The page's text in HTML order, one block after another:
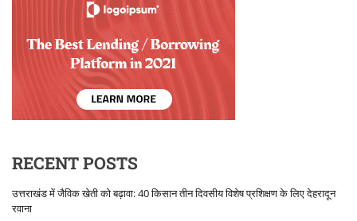
RECENT POSTS
उत्तराखंड में जैविक खेती को बढ़ावा: 40 किसान तीन दिवसीय विशेष प्रशिक्षण के लिए देहरादून
रवाना